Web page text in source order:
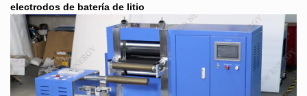
electrodos de batería de litio